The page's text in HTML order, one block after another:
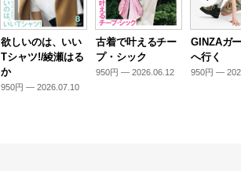
欲しいのは、いい
Tシャツ!/綾瀬はる
か
950円 — 2026.07.10
古着で叶えるチー
プ・シック
950円 — 2026.06.12
GINZAガ
へ行く
950円 —